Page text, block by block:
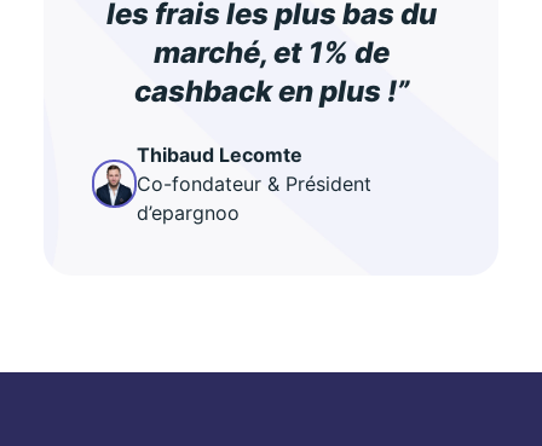
les frais les plus bas du
marché, et 1% de
cashback en plus !”
Thibaud Lecomte
Co-fondateur & Président
d’epargnoo